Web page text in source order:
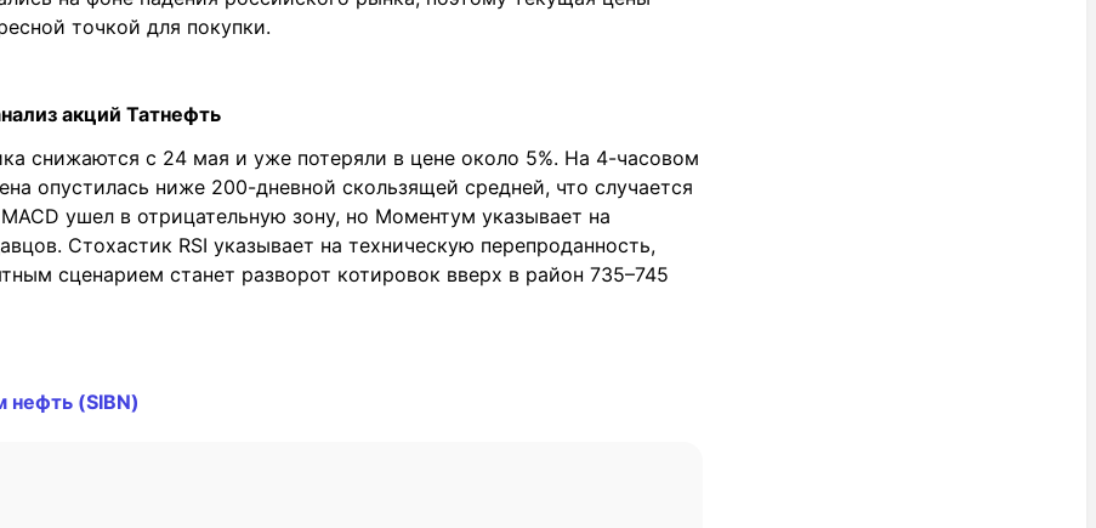
точкой для покупки.
акций Татнефть
снижаются с 24 мая и уже потеряли в цене около 5%. На 4-часовом
опустилась ниже 200-дневной скользящей средней, что случается
ушел в отрицательную зону, но Моментум указывает на
Стохастик RSI указывает на техническую перепроданность,
сценарием станет разворот котировок вверх в район 735–745
нефть (SIBN)